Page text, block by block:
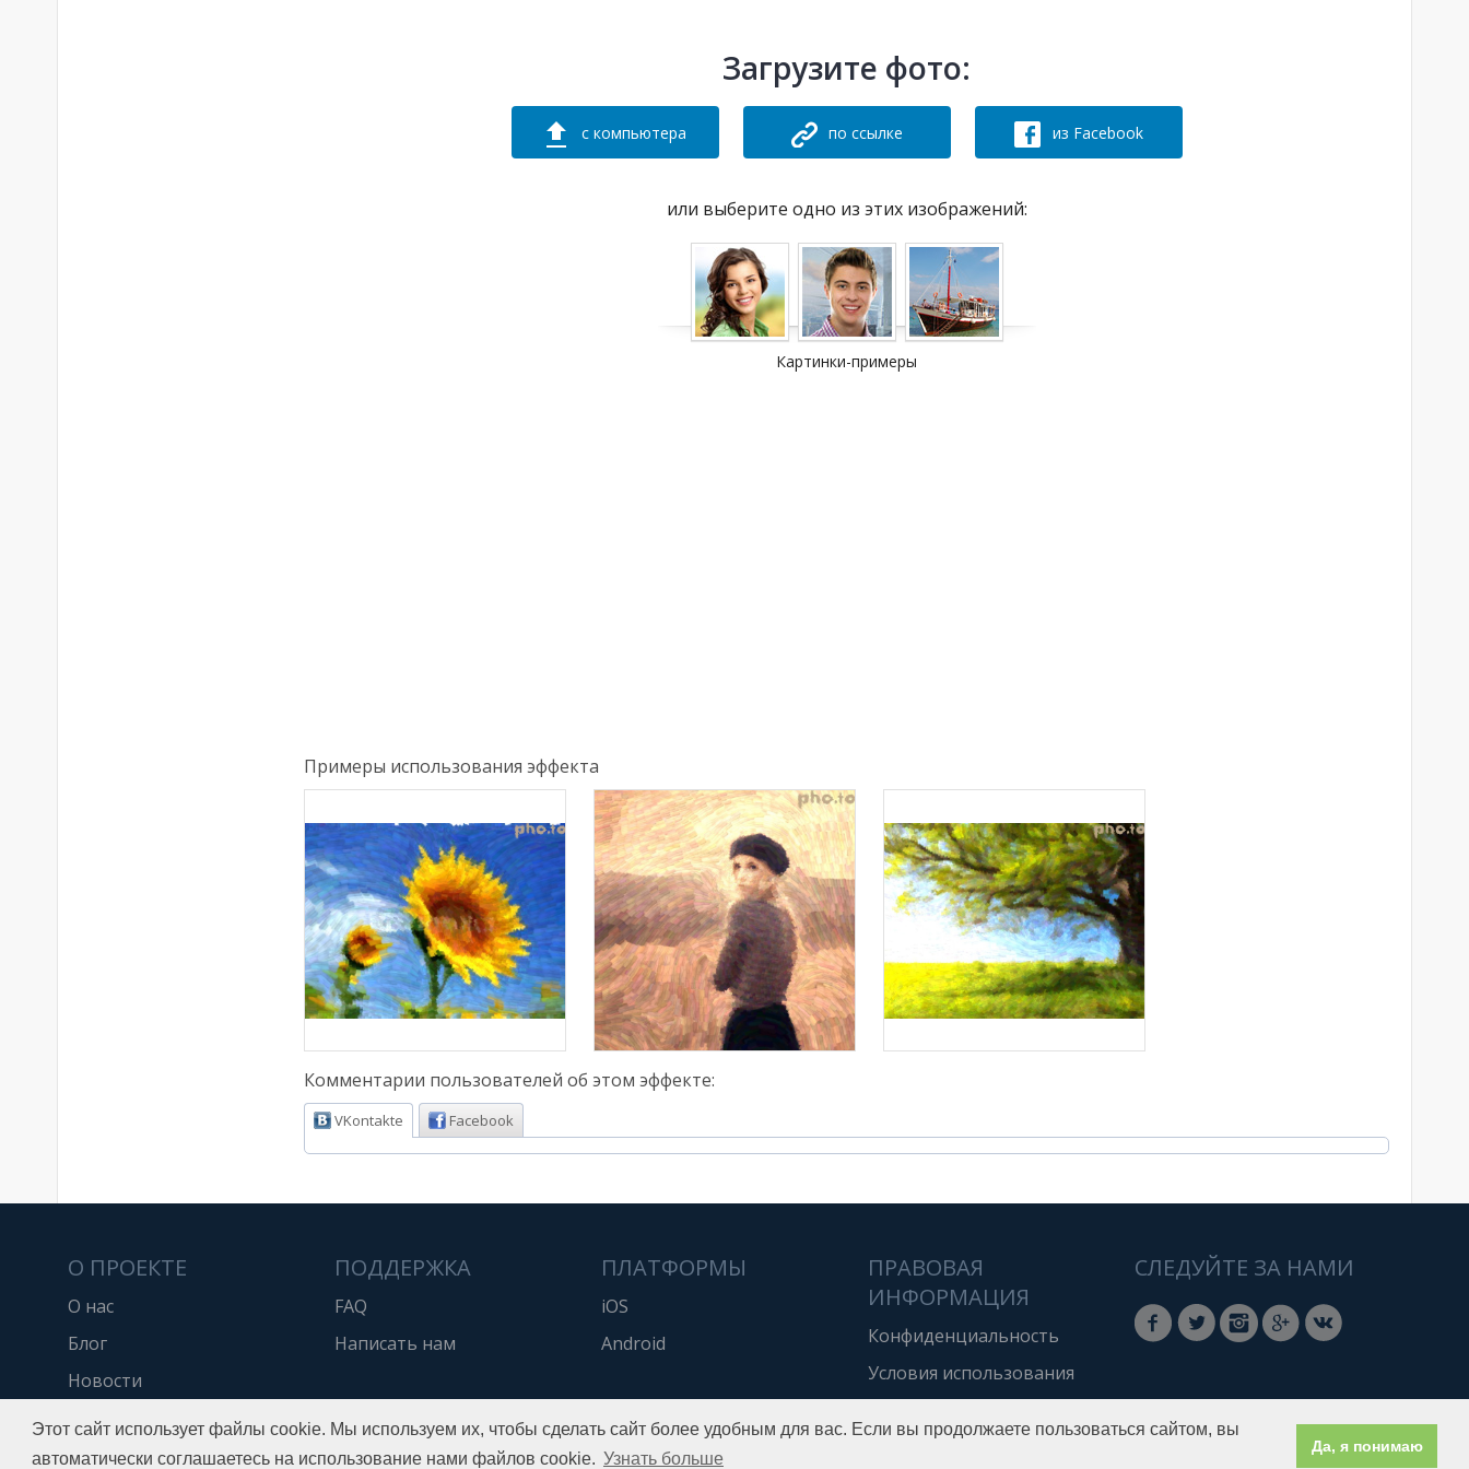
Этот сайт использует файлы cookie. Мы используем их, чтобы сделать сайт более удобным для вас. Если вы продолжаете пользоваться сайтом, вы
автоматически соглашаетесь на использование нами файлов cookie. Узнать больше
Да, я понимаю
Загрузите фото:
с компьютера по ссылке из Facebook
или выберите одно из этих изображений:
Картинки-примеры
Примеры использования эффекта
Комментарии пользователей об этом эффекте:
VKontakte Facebook
О ПРОЕКТЕ
О нас
Блог
Новости
API
ПОДДЕРЖКА
FAQ
Написать нам
ПЛАТФОРМЫ
iOS
Android
ПРАВОВАЯ
ИНФОРМАЦИЯ
Конфиденциальность
Условия использования
СЛЕДУЙТЕ ЗА НАМИ
Copyright © 2016 Pho.to